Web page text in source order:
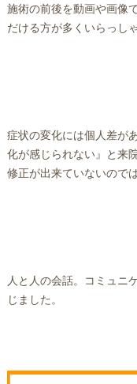
施術の前後を動画や画像
だける方が多くいらっし
症状の変化には個人差が
化が感じられない』と来
修正が出来ていないので
人と人の会話。コミュニ
じました。